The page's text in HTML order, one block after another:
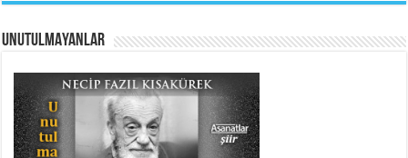
AHMET URFALI
Tahlil Denemesi...
Meral Yağmur
Eski Bir Şiir...
UNUTULMAYANLAR